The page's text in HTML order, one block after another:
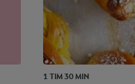
1 TIM 30 MIN